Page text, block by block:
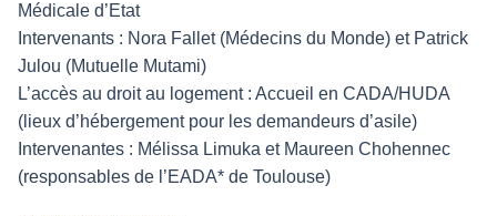
Médicale d’Etat
Intervenants : Nora Fallet (Médecins du Monde) et Patrick
Julou (Mutuelle Mutami)
L’accès au droit au logement : Accueil en CADA/HUDA
(lieux d’hébergement pour les demandeurs d’asile)
Intervenantes : Mélissa Limuka et Maureen Chohennec
(responsables de l’EADA* de Toulouse)